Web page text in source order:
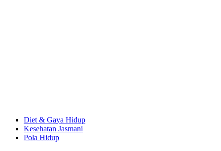
Diet & Gaya Hidup
Kesehatan Jasmani
Pola Hidup